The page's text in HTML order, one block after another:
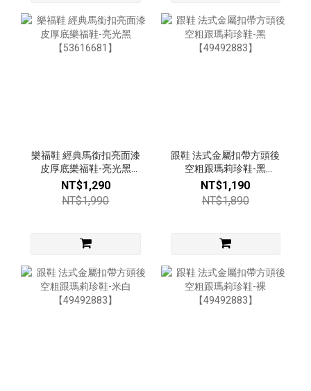
樂福鞋 經典馬銜扣亮面漆
皮厚底樂福鞋-亮光黑
【53616681】
NT$1,290
NT$1,990
跟鞋 法式金屬扣帶方頭後
空粗跟瑪莉珍鞋-黑
【49492883】
NT$1,190
NT$1,890